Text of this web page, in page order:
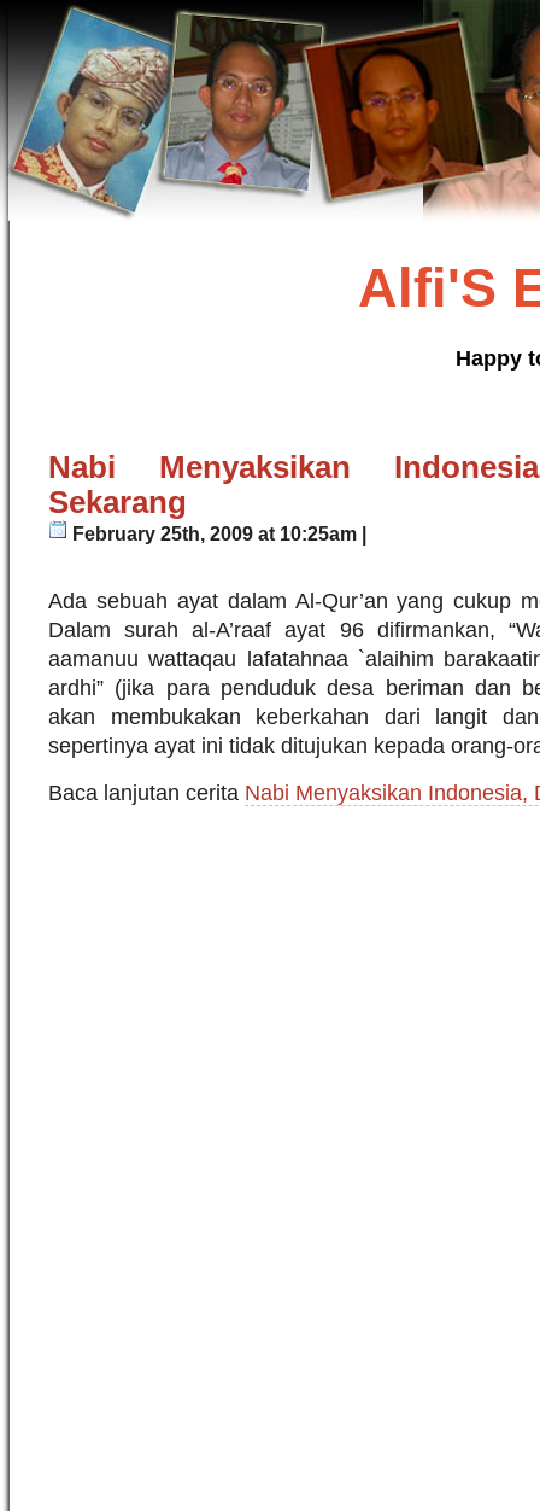
Alfi'S
Happy
Nabi Menyaksikan
Sekarang
February 25th, 2009 at 10:25am |
Ada sebuah ayat dalam Al-Qur’an yang cukup
Dalam surah al-A’raaf ayat 96 difirmankan,
aamanuu wattaqau lafatahnaa `alaihim
ardhi” (jika para penduduk desa beriman dan
akan membukakan keberkahan dari langit
sepertinya ayat ini tidak ditujukan kepada orang-
Baca lanjutan cerita Nabi Menyaksikan Indonesia,